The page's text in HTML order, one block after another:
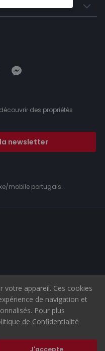
des propriétés
newsletter
mobile portugais.
votre appareil. Ces cookies
de navigation et
Pour plus
de Confidentialité
J'accepte